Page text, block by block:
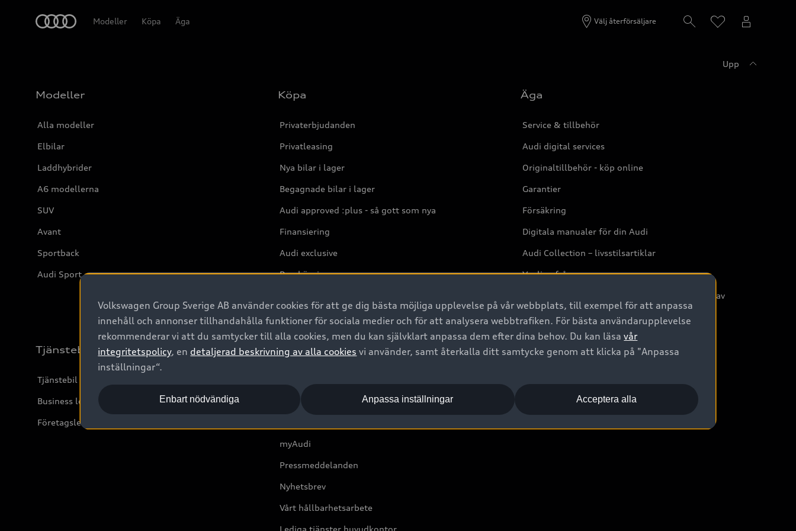
Modeller Köpa Äga Välj återförsäljare
Upp
Modeller
Alla modeller
Elbilar
Laddhybrider
A6 modellerna
SUV
Avant
Sportback
Audi Sport
Köpa
Privaterbjudanden
Privatleasing
Nya bilar i lager
Begagnade bilar i lager
Audi approved :plus - så gott som nya
Finansiering
Audi exclusive
Provkörning
Äga
Service & tillbehör
Audi digital services
Originaltillbehör - köp online
Garantier
Försäkring
Digitala manualer för din Audi
Audi Collection – livsstilsartiklar
Vanliga frågor
2G/3G nätet stängs ned - Hur påverkas min bil av
detta?
Tjänstebil
Tjänstebil
Business lease online
Företagsleasing
Om Audi Sverige
Boka Service online
myAudi
Pressmeddelanden
Nyhetsbrev
Vårt hållbarhetsarbete
Lediga tjänster huvudkontor
Volkswagen Group Sverige AB använder cookies för att ge dig bästa möjliga upplevelse på vår webbplats, till exempel för att anpassa
innehåll och annonser tillhandahålla funktioner för sociala medier och för att analysera webbtrafiken. För bästa användarupplevelse
rekommenderar vi att du samtycker till alla cookies, men du kan självklart anpassa dem efter dina behov. Du kan läsavår
integritetspolicy, en detaljerad beskrivning av alla cookies vi använder, samt återkalla ditt samtycke genom att klicka på "Anpassa
inställningar“.
Acceptera alla
Enbart nödvändiga Anpassa inställningar